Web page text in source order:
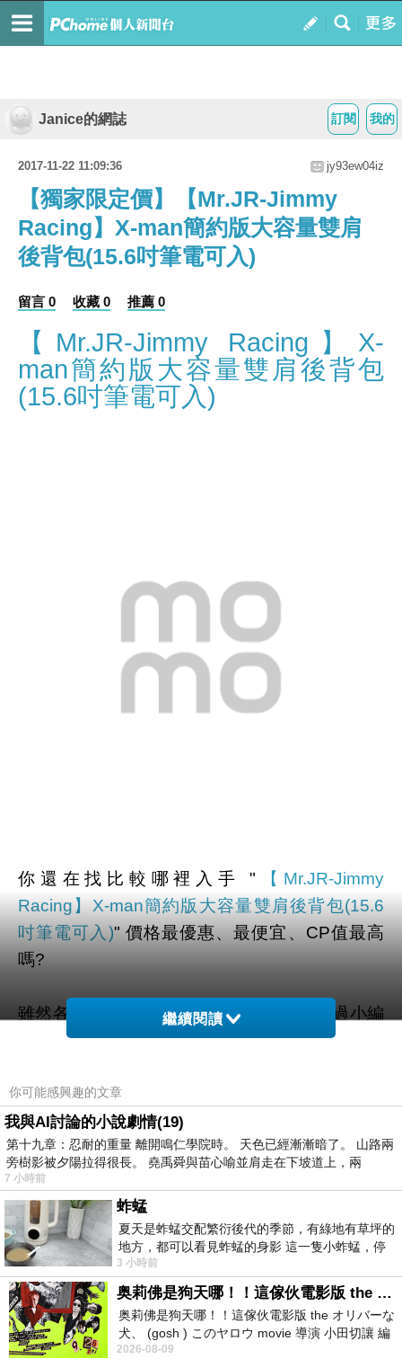
我的
訂閱
Janice的網誌
2017-11-22 11:09:36 jy93ew04iz
【獨家限定價】【Mr.JR-Jimmy
Racing】X-man簡約版大容量雙肩
後背包(15.6吋筆電可入)
留言 0 收藏 0 推薦 0
【Mr.JR-Jimmy Racing】X-
man簡約版大容量雙肩後背包
(15.6吋筆電可入)
你還在找比較哪裡入手 " 【Mr.JR-Jimmy
Racing】X-man簡約版大容量雙肩後背包(15.6
吋筆電可入)" 價格最優惠、最便宜、CP值最高
嗎?
雖然各大網路購物通路大多有在販賣，不過小編
還是到奇摩和google搜尋查看一些評價、文章、
幫您整理出來在momo購物網
有需要的網友們可以點擊下面按鈕即可獲得最新
的優惠折扣喔！
=>點此取得優惠<=
繼續閱讀
你可能感興趣的文章
我與AI討論的小說劇情(19)
第十九章：忍耐的重量 離開鳴仁學院時。 天色已經漸漸暗了。 山路兩
旁樹影被夕陽拉得很長。 堯禹舜與苗心喻並肩走在下坡道上，兩
7 小時前
蚱蜢
夏天是蚱蜢交配繁衍後代的季節，有綠地有草坪的
地方，都可以看見蚱蜢的身影 這一隻小蚱蜢，停
在車頂上，怎麼樣小心驅趕，都無動
3 小時前
奥莉佛是狗天哪！！這傢伙電影版 the オリバーな犬、 (gosh ) このヤロウ movie
奥莉佛是狗天哪！！這傢伙電影版 the オリバーな
犬、 (gosh ) このヤロウ movie 導演 小田切讓 編
劇: 小田切讓 主演: 小田切讓
2026-08-09